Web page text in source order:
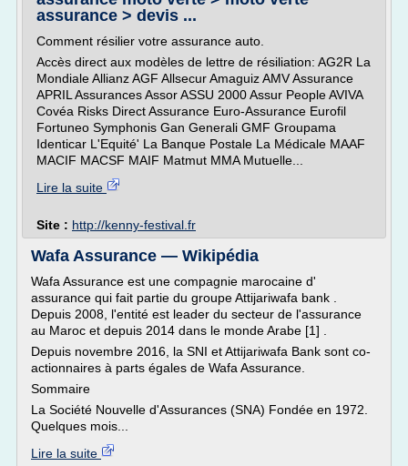
assurance > devis ...
Comment résilier votre assurance auto.
Accès direct aux modèles de lettre de résiliation: AG2R La
Mondiale Allianz AGF Allsecur Amaguiz AMV Assurance
APRIL Assurances Assor ASSU 2000 Assur People AVIVA
Covéa Risks Direct Assurance Euro-Assurance Eurofil
Fortuneo Symphonis Gan Generali GMF Groupama
Identicar L'Equité' La Banque Postale La Médicale MAAF
MACIF MACSF MAIF Matmut MMA Mutuelle...
Lire la suite
Site : http://kenny-festival.fr
Wafa Assurance — Wikipédia
Wafa Assurance est une compagnie marocaine d'
assurance qui fait partie du groupe Attijariwafa bank .
Depuis 2008, l'entité est leader du secteur de l'assurance
au Maroc et depuis 2014 dans le monde Arabe [1] .
Depuis novembre 2016, la SNI et Attijariwafa Bank sont co-
actionnaires à parts égales de Wafa Assurance.
Sommaire
La Société Nouvelle d'Assurances (SNA) Fondée en 1972.
Quelques mois...
Lire la suite